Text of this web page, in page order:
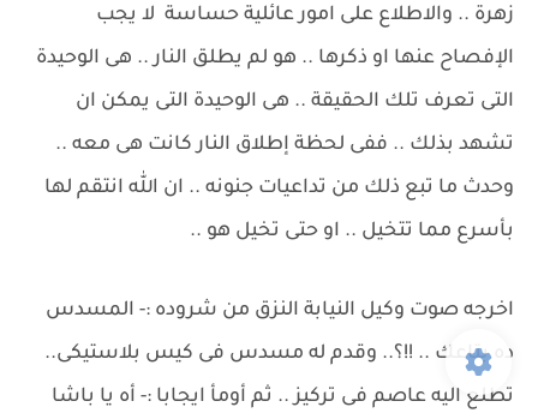
زهرة .. والاطلاع على امور عائلية حساسة لا يجب
الإفصاح عنها او ذكرها .. هو لم يطلق النار .. هى الوحيدة
التى تعرف تلك الحقيقة .. هى الوحيدة التى يمكن ان
تشهد بذلك .. ففى لحظة إطلاق النار كانت هى معه ..
وحدث ما تبع ذلك من تداعيات جنونه .. ان الله انتقم لها
بأسرع مما تتخيل .. او حتى تخيل هو ..
اخرجه صوت وكيل النيابة النزق من شروده :- المسدس
ده بتاعك .. !!؟.. وقدم له مسدس فى كيس بلاستيكى..
تطلع اليه عاصم فى تركيز .. ثم أومأ ايجابا :- أه يا باشا